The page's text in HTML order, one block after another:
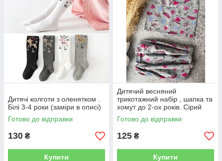
Дитячі колготи з оленятком .
Білі 3-4 роки (заміри в описі)
Готово до відправки
130 ₴
Купити
Дитячий весняний
трикотажний набір , шапка та
хомут до 2-ох років. Сірий
"Рожеві машинки" ( Заміри в
описі ).
Готово до відправки
125 ₴
Купити